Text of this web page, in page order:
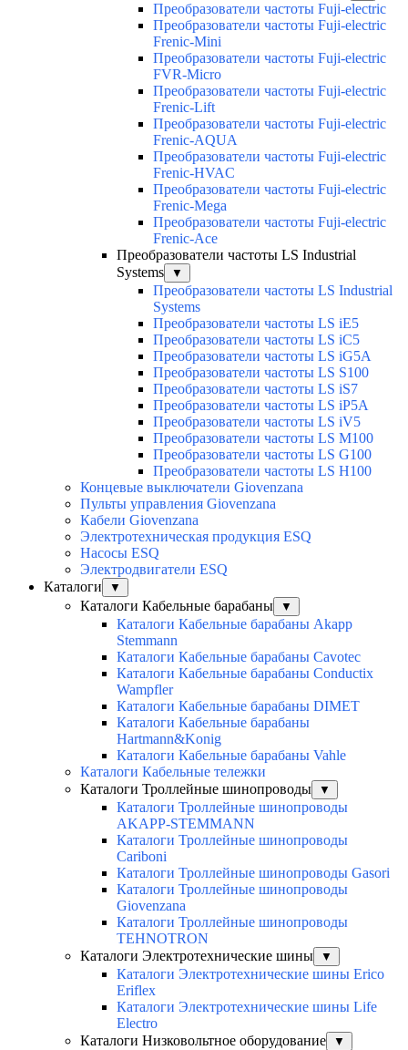
Преобразователи частоты Fuji-electric
Преобразователи частоты Fuji-electric
Frenic-Mini
Преобразователи частоты Fuji-electric
FVR-Micro
Преобразователи частоты Fuji-electric
Frenic-Lift
Преобразователи частоты Fuji-electric
Frenic-AQUA
Преобразователи частоты Fuji-electric
Frenic-HVAC
Преобразователи частоты Fuji-electric
Frenic-Mega
Преобразователи частоты Fuji-electric
Frenic-Ace
Преобразователи частоты LS Industrial
Systems
▼
Преобразователи частоты LS Industrial
Systems
Преобразователи частоты LS iE5
Преобразователи частоты LS iC5
Преобразователи частоты LS iG5A
Преобразователи частоты LS S100
Преобразователи частоты LS iS7
Преобразователи частоты LS iP5A
Преобразователи частоты LS iV5
Преобразователи частоты LS M100
Преобразователи частоты LS G100
Преобразователи частоты LS H100
Концевые выключатели Giovenzana
Пульты управления Giovenzana
Кабели Giovenzana
Электротехническая продукция ESQ
Насосы ESQ
Электродвигатели ESQ
Каталоги
▼
Каталоги Кабельные барабаны ▼
Каталоги Кабельные барабаны Akapp
Stemmann
Каталоги Кабельные барабаны Cavotec
Каталоги Кабельные барабаны Conductix
Wampfler
Каталоги Кабельные барабаны DIMET
Каталоги Кабельные барабаны
Hartmann&Konig
Каталоги Кабельные барабаны Vahle
Каталоги Кабельные тележки
Каталоги Троллейные шинопроводы
▼
Каталоги Троллейные шинопроводы
AKAPP-STEMMANN
Каталоги Троллейные шинопроводы
Cariboni
Каталоги Троллейные шинопроводы Gasori
Каталоги Троллейные шинопроводы
Giovenzana
Каталоги Троллейные шинопроводы
TEHNOTRON
Каталоги Электротехнические шины
▼
Каталоги Электротехнические шины Erico
Eriflex
Каталоги Электротехнические шины Life
Electro
Каталоги Низковольтное оборудование
▼